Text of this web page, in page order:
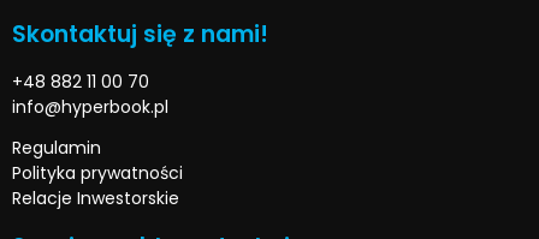
Skontaktuj się z nami!
+48 882 11 00 70
info@hyperbook.pl
Regulamin
Polityka prywatności
Relacje Inwestorskie